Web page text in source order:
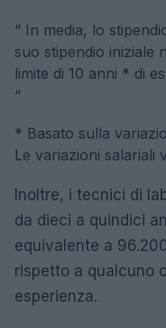
“ In media, lo
suo stipendio iniziale
limite di 10 anni * di
“
* Basato sulla
Le variazioni salariali
Inoltre, i tecnici di
da dieci a quindici
equivalente a
rispetto a qualcuno
esperienza.